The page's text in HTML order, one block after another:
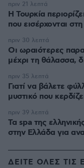
Η Τουρκία
που εισέρχονται
πριν 21 λεπτά
Οι ωραιότερες
μέχρι τη θάλασσα,
πριν 30 λεπτά
Γιατί να βάλετε
μυστικό που
πριν 35 λεπτά
Τα spa της
στην Ελλάδα για
πριν 39 λεπτά
ΔΕΙΤΕ ΟΛΕΣ ΤΙΣ